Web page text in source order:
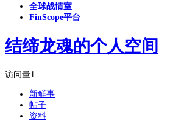
全球战情室
FinScope平台
结缔龙魂的个人空间
访问量1
新鲜事
帖子
资料